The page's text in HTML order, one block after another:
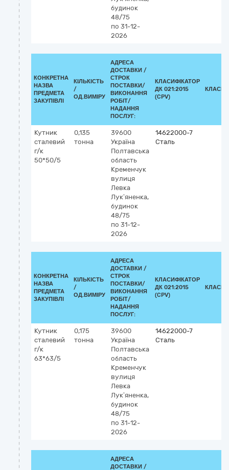
будинок
48/75
по 31-12-
2026
КОНКРЕТНА
НАЗВА
ПРЕДМЕТА
ЗАКУПІВЛІ
КІЛЬКІСТЬ
/
ОД.ВИМІРУ
АДРЕСА
ДОСТАВКИ /
СТРОК
ПОСТАВКИ/
ВИКОНАННЯ
РОБІТ/
НАДАННЯ
ПОСЛУГ:
КЛАСИФІКАТОР
ДК 021:2015
(CPV)
Кутник
сталевий
г/к
50*50/5
0,135
тонна
39600
Україна
Полтавська
область
Кременчук
вулиця
Левка
Лук’яненка,
будинок
48/75
по 31-12-
2026
14622000-7
Сталь
КОНКРЕТНА
НАЗВА
ПРЕДМЕТА
ЗАКУПІВЛІ
КІЛЬКІСТЬ
/
ОД.ВИМІРУ
АДРЕСА
ДОСТАВКИ /
СТРОК
ПОСТАВКИ/
ВИКОНАННЯ
РОБІТ/
НАДАННЯ
ПОСЛУГ:
КЛАСИФІКАТОР
ДК 021:2015
(CPV)
Кутник
сталевий
г/к
63*63/5
0,175
тонна
39600
Україна
Полтавська
область
Кременчук
вулиця
Левка
Лук’яненка,
будинок
48/75
по 31-12-
2026
14622000-7
Сталь
АДРЕСА
ДОСТАВКИ /